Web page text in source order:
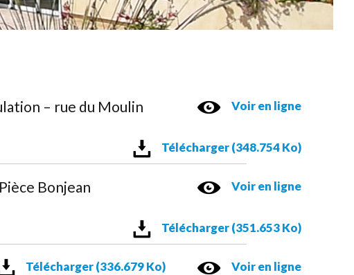
– rue du Moulin Voir en ligne
Télécharger (348.754 Ko)
Bonjean Voir en ligne
Télécharger (351.653 Ko)
Voir en ligne
Télécharger (336.679 Ko)